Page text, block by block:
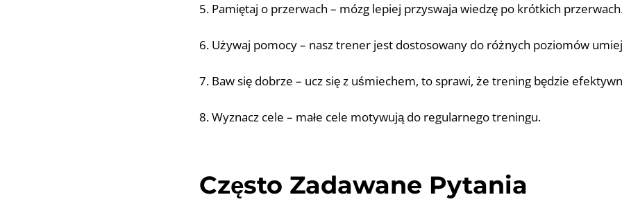
5. Pamiętaj o przerwach – mózg lepiej przyswaja wiedzę po krótkich
6. Używaj pomocy – nasz trener jest dostosowany do różnych poziomów
7. Baw się dobrze – ucz się z uśmiechem, to sprawi, że trening będzie
8. Wyznacz cele – małe cele motywują do regularnego treningu.
Często Zadawane Pytania